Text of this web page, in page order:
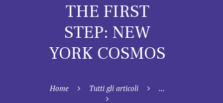
THE FIRST
STEP: NEW
YORK COSMOS
Home Tutti gli articoli ...